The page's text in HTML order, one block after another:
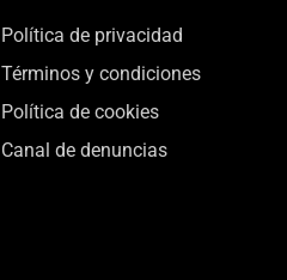
Política de privacidad
Términos y condiciones
Política de cookies
Canal de denuncias